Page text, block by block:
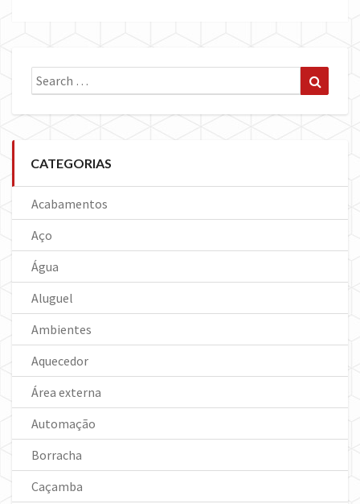
Search
for:
CATEGORIAS
Acabamentos
Aço
Água
Aluguel
Ambientes
Aquecedor
Área externa
Automação
Borracha
Caçamba